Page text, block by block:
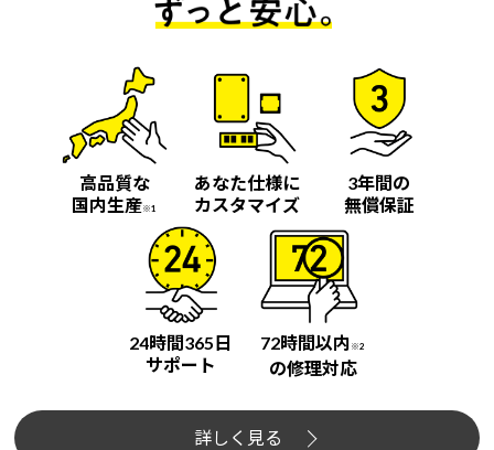
高品質な
国内生産※1
あなた仕様に
カスタマイズ
3年間の
無償保証
24時間365日
サポート
72時間以内 ※2
の修理対応
詳しく見る